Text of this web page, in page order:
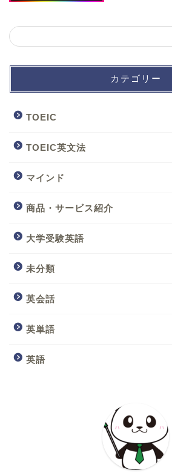
カテゴリー
TOEIC
TOEIC英文法
マインド
商品・サービス紹介
大学受験英語
未分類
英会話
英単語
英語